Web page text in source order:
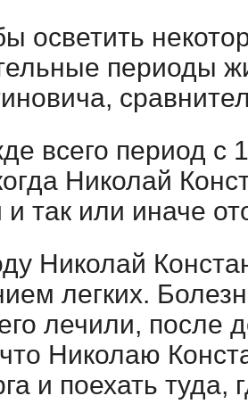
осветить
периоды
всего период с
Николай
и так или иначе
Николай
легких.
лечили, после
Николаю
и поехать туда,